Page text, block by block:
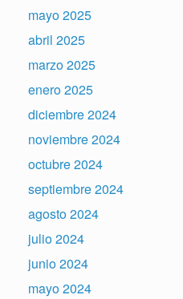
mayo 2025
abril 2025
marzo 2025
enero 2025
diciembre 2024
noviembre 2024
octubre 2024
septiembre 2024
agosto 2024
julio 2024
junio 2024
mayo 2024